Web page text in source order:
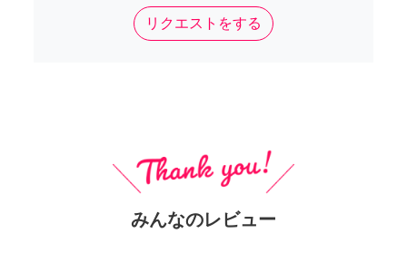
リクエストをする
みんなのレビュー